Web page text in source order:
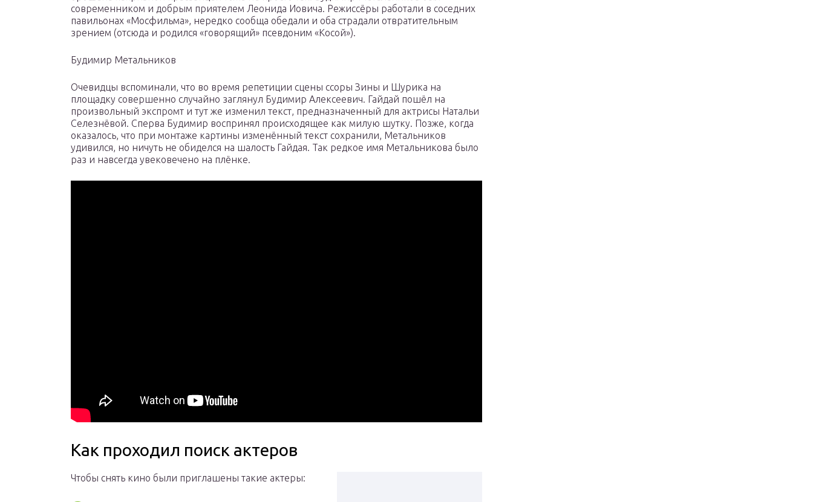
современником и добрым приятелем Леонида Иовича. Режиссёры работали в соседних
павильонах «Мосфильма», нередко сообща обедали и оба страдали отвратительным
зрением (отсюда и родился «говорящий» псевдоним «Косой»).
Будимир Метальников
Очевидцы вспоминали, что во время репетиции сцены ссоры Зины и Шурика на
площадку совершенно случайно заглянул Будимир Алексеевич. Гайдай пошёл на
произвольный экспромт и тут же изменил текст, предназначенный для актрисы Натальи
Селезнёвой. Сперва Будимир воспринял происходящее как милую шутку. Позже, когда
оказалось, что при монтаже картины изменённый текст сохранили, Метальников
удивился, но ничуть не обиделся на шалость Гайдая. Так редкое имя Метальникова было
раз и навсегда увековечено на плёнке.
Как проходил поиск актеров
Чтобы снять кино были приглашены такие актеры: